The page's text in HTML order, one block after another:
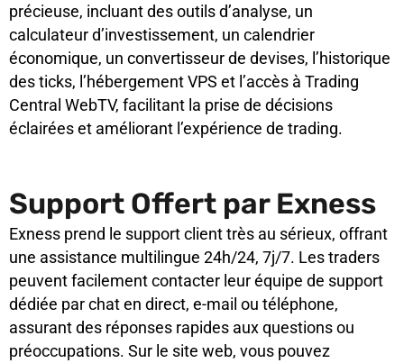
précieuse, incluant des outils d’analyse, un
calculateur d’investissement, un calendrier
économique, un convertisseur de devises, l’historique
des ticks, l’hébergement VPS et l’accès à Trading
Central WebTV, facilitant la prise de décisions
éclairées et améliorant l’expérience de trading.
Support Offert par Exness
Exness prend le support client très au sérieux, offrant
une assistance multilingue 24h/24, 7j/7. Les traders
peuvent facilement contacter leur équipe de support
dédiée par chat en direct, e-mail ou téléphone,
assurant des réponses rapides aux questions ou
préoccupations. Sur le site web, vous pouvez